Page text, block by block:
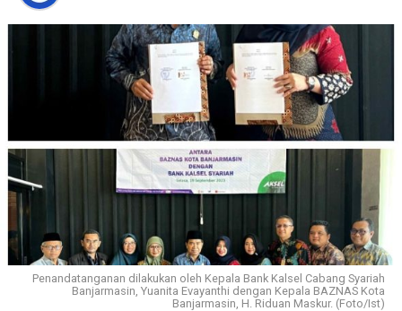
Penandatanganan dilakukan oleh Kepala Bank Kalsel Cabang Syariah
Banjarmasin, Yuanita Evayanthi dengan Kepala BAZNAS Kota
Banjarmasin, H. Riduan Maskur. (Foto/Ist)